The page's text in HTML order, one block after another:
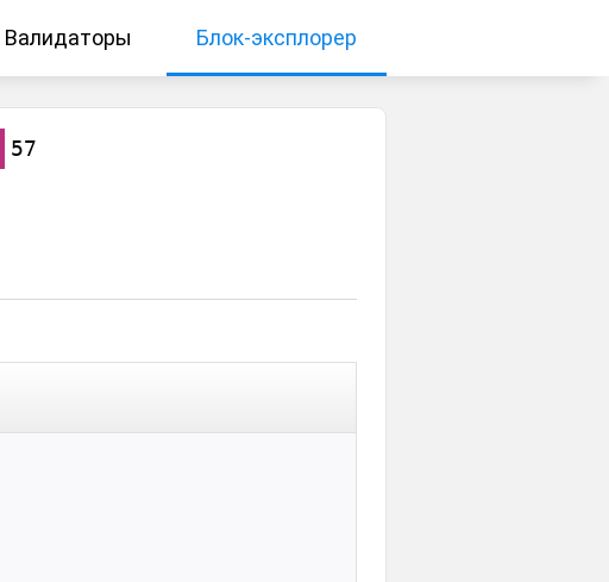
Валидаторы Блок-эксплорер
57